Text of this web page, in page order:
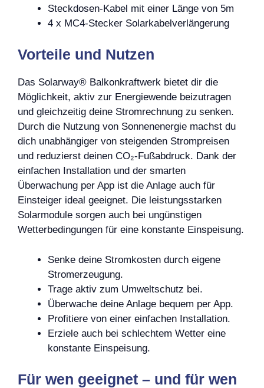
Steckdosen-Kabel mit einer Länge von 5m
4 x MC4-Stecker Solarkabelverlängerung
Vorteile und Nutzen
Das Solarway® Balkonkraftwerk bietet dir die
Möglichkeit, aktiv zur Energiewende beizutragen
und gleichzeitig deine Stromrechnung zu senken.
Durch die Nutzung von Sonnenenergie machst du
dich unabhängiger von steigenden Strompreisen
und reduzierst deinen CO₂-Fußabdruck. Dank der
einfachen Installation und der smarten
Überwachung per App ist die Anlage auch für
Einsteiger ideal geeignet. Die leistungsstarken
Solarmodule sorgen auch bei ungünstigen
Wetterbedingungen für eine konstante Einspeisung.
Senke deine Stromkosten durch eigene
Stromerzeugung.
Trage aktiv zum Umweltschutz bei.
Überwache deine Anlage bequem per App.
Profitiere von einer einfachen Installation.
Erziele auch bei schlechtem Wetter eine
konstante Einspeisung.
Für wen geeignet – und für wen